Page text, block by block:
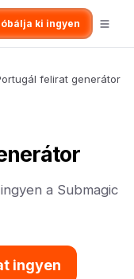
ki ingyen
felirat generátor
a Submagic
ingyen